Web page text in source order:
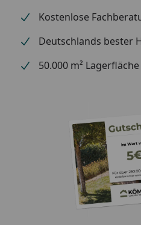
Technische Daten
Vorlaufposition:
Kostenlose
Deutschlands bester
50.000 m² Lagerfläche